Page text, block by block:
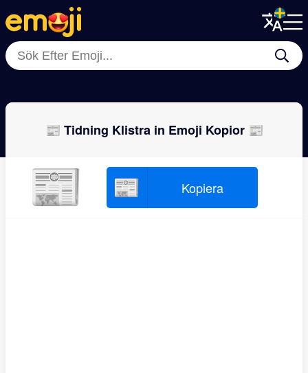
Menu
Close
Menu
Close
📰 Tidning Klistra in Emoji Kopior 📰
📰 📰 Kopiera